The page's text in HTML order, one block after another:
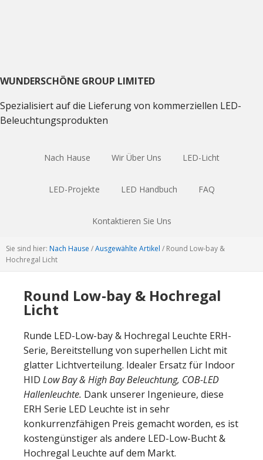
WUNDERSCHÖNE GROUP LIMITED
Spezialisiert auf die Lieferung von kommerziellen LED-
Beleuchtungsprodukten
Nach Hause Wir Über Uns LED-Licht
LED-Projekte LED Handbuch FAQ
Kontaktieren Sie Uns
Sie sind hier: Nach Hause /Ausgewählte Artikel / Round Low-bay &
Hochregal Licht
Round Low-bay & Hochregal
Licht
Runde LED-Low-bay & Hochregal Leuchte ERH-
Serie, Bereitstellung von superhellen Licht mit
glatter Lichtverteilung. Idealer Ersatz für Indoor
HID Low Bay & High Bay Beleuchtung, COB-LED
Hallenleuchte. Dank unserer Ingenieure, diese
ERH Serie LED Leuchte ist in sehr
konkurrenzfähigen Preis gemacht worden, es ist
kostengünstiger als andere LED-Low-Bucht &
Hochregal Leuchte auf dem Markt.